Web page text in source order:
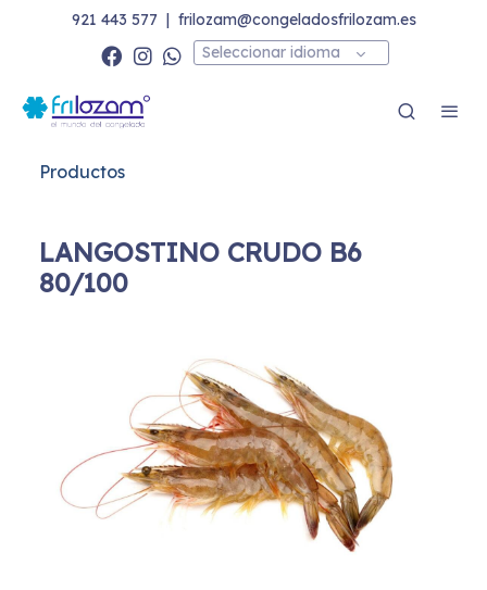
921 443 577 | frilozam@congeladosfrilozam.es
Seleccionar idioma
Productos
LANGOSTINO CRUDO B6
80/100